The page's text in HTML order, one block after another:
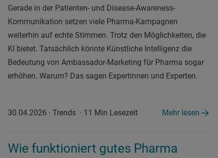
Gerade in der Patienten- und Disease-Awareness-
Kommunikation setzen viele Pharma-Kampagnen
weiterhin auf echte Stimmen. Trotz den Möglichkeiten, die
KI bietet. Tatsächlich könnte Künstliche Intelligenz die
Bedeutung von Ambassador-Marketing für Pharma sogar
erhöhen. Warum? Das sagen Expertinnen und Experten.
30.04.2026 · Trends · 11 Min Lesezeit Mehr lesen
Wie funktioniert gutes Pharma